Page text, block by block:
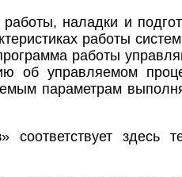
наладки и
работы
работы
об управляемом
параметрам
здесь